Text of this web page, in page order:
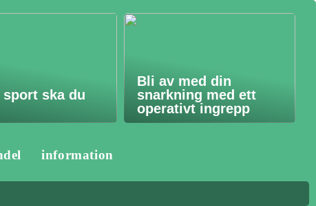
sport ska du
Bli av med din
snarkning med ett
operativt ingrepp
information